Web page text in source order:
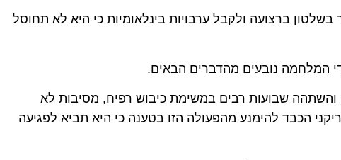
ברצועה ולקבל ערבויות בינלאומיות כי היא לא תחוסל
המלחמה נובעים מהדברים הבאים.
שבועות רבים במשימת כיבוש רפיח, מסיבות לא
הכבד להימנע מהפעולה הזו בטענה כי היא תביא לפגיעה